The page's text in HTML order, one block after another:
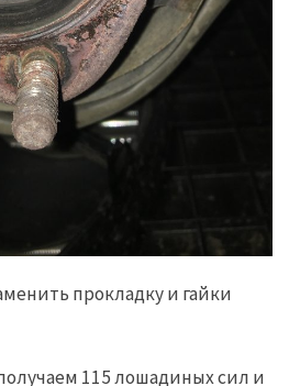
прокладку и гайки
115 лошадиных сил и